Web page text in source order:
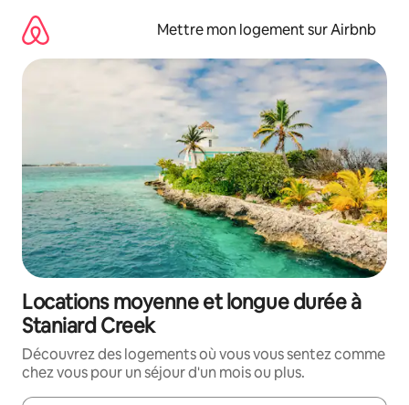
directement
contenu
Mettre mon logement sur Airbnb
Locations moyenne et longue durée à
Staniard Creek
Découvrez des logements où vous vous sentez comme
chez vous pour un séjour d'un mois ou plus.